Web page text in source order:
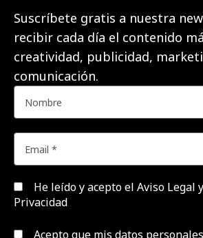
Suscríbete gratis a nuestra
recibir cada día el contenido
creatividad, publicidad,
comunicación.
He leído y acepto el Aviso Legal
Privacidad
Acepto que mis datos